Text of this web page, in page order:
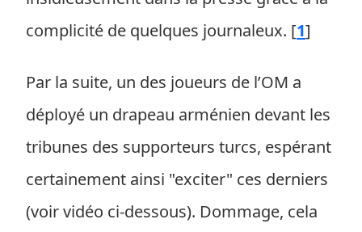
complicité de quelques journaleux. [1]
Par la suite, un des joueurs de l’OM a
déployé un drapeau arménien devant les
tribunes des supporteurs turcs, espérant
certainement ainsi "exciter" ces derniers
(voir vidéo ci-dessous). Dommage, cela